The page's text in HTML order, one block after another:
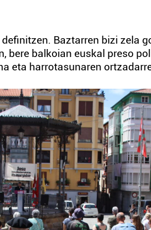
Baztarren bizi zela
bere balkoian euskal preso
eta harrotasunaren